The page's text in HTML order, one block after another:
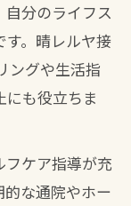
分のライフス
。晴レルヤ接
ングや生活指
も役立ちま
フケア指導が充
な通院やホー